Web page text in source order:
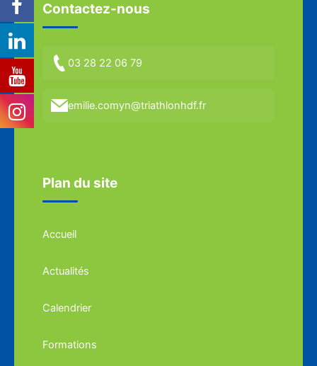
Contactez-nous
03 28 22 06 79
emilie.comyn@triathlonhdf.fr
Plan du site
Accueil
Actualités
Calendrier
Formations